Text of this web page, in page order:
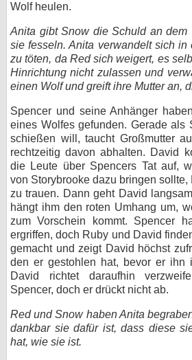
Wolf heulen.
Anita gibt Snow die Schuld an dem
sie fesseln. Anita verwandelt sich
zu töten, da Red sich weigert, es
Hinrichtung nicht zulassen und
einen Wolf und greift ihre Mutter an,
Spencer und seine Anhänger
eines Wolfes gefunden. Gerade als
schießen will, taucht Großmutter
rechtzeitig davon abhalten. David
die Leute über Spencers Tat auf,
von Storybrooke dazu bringen
zu trauen. Dann geht David
hängt ihm den roten Umhang um,
zum Vorschein kommt. Spencer
ergriffen, doch Ruby und David
gemacht und zeigt David höchst
den er gestohlen hat, bevor er ihn
David richtet daraufhin
Spencer, doch er drückt nicht ab.
Red und Snow haben Anita
dankbar sie dafür ist, dass diese
hat, wie sie ist.